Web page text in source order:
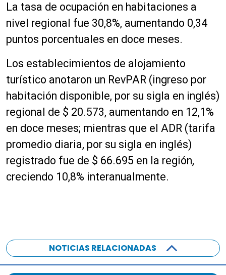
La tasa de ocupación en habitaciones a
nivel regional fue 30,8%, aumentando 0,34
puntos porcentuales en doce meses.
Los establecimientos de alojamiento
turístico anotaron un RevPAR (ingreso por
habitación disponible, por su sigla en inglés)
regional de $ 20.573, aumentando en 12,1%
en doce meses; mientras que el ADR (tarifa
promedio diaria, por su sigla en inglés)
registrado fue de $ 66.695 en la región,
creciendo 10,8% interanualmente.
NOTICIAS RELACIONADAS